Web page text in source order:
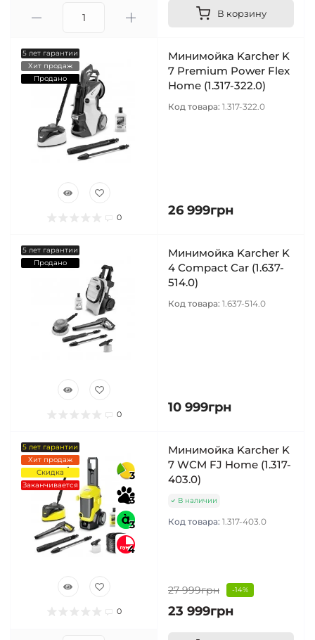
В корзину
5 лет гарантии
Хит продаж
Продано
0
Минимойка Karcher K
7 Premium Power Flex
Home (1.317-322.0)
Код товара: 1.317-322.0
26 999грн
5 лет гарантии
Продано
0
Минимойка Karcher K
4 Compact Car (1.637-
514.0)
Код товара: 1.637-514.0
10 999грн
5 лет гарантии
Хит продаж
Скидка
Заканчивается
3
3
3
4
0
Минимойка Karcher K
7 WCM FJ Home (1.317-
403.0)
В наличии
Код товара: 1.317-403.0
27 999грн -14%
23 999грн